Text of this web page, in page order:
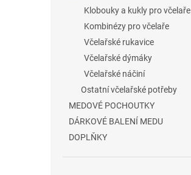
Klobouky a kukly pro včelaře
Kombinézy pro včelaře
Včelařské rukavice
Včelařské dýmáky
Včelařské náčiní
Ostatní včelařské potřeby
MEDOVÉ POCHOUTKY
DÁRKOVÉ BALENÍ MEDU
DOPLŇKY